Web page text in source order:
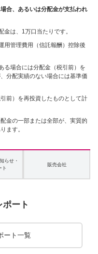
合、あるいは分配金が支払われ
は、1万口当たりです。
用管理費用（信託報酬）控除後
る場合には分配金（税引前）を
分配実績のない場合には基準価
前）を再投資したものとして計
金の一部または全部が、実質的
ます。
らせ・
ト
販売会社
ポート
ート一覧